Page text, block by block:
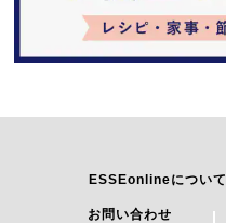
ESSEonlineについて
お問い合わせ